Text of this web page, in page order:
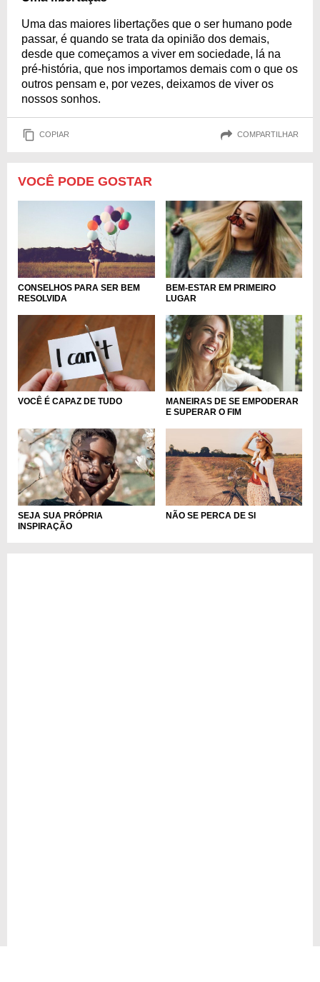
Uma das maiores libertações que o ser humano pode
passar, é quando se trata da opinião dos demais,
desde que começamos a viver em sociedade, lá na
pré-história, que nos importamos demais com o que os
outros pensam e, por vezes, deixamos de viver os
nossos sonhos.
COPIAR COMPARTILHAR
VOCÊ PODE GOSTAR
CONSELHOS PARA SER BEM
RESOLVIDA
BEM-ESTAR EM PRIMEIRO
LUGAR
VOCÊ É CAPAZ DE TUDO
MANEIRAS DE SE EMPODERAR
E SUPERAR O FIM
SEJA SUA PRÓPRIA
INSPIRAÇÃO
NÃO SE PERCA DE SI